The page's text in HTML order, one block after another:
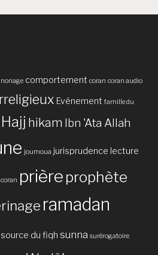
comportement coran coran audio
Evénement famille du
Hajj hikam Ibn 'Ata Allah
joumoua jurisprudence lecture
prière prophète
ramadan
source du fiqh sunna surérogatoire